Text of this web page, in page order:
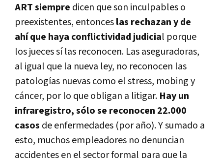
ART siempre dicen que son inculpables o
preexistentes, entonceslas rechazan y de
ahí que haya conflictividad judicial porque
los jueces sí las reconocen. Las aseguradoras,
al igual que la nueva ley, no reconocen las
patologías nuevas como el stress, mobing y
cáncer, por lo que obligan a litigar. Hay un
infraregistro, sólo se reconocen 22.000
casos de enfermedades (por año). Y sumado a
esto, muchos empleadores no denuncian
accidentes en el sector formal para que la